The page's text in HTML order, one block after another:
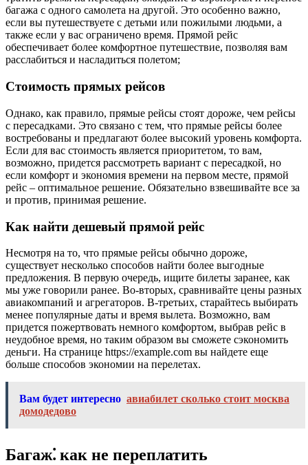
багажа с одного самолета на другой. Это особенно важно,
если вы путешествуете с детьми или пожилыми людьми, а
также если у вас ограничено время. Прямой рейс
обеспечивает более комфортное путешествие, позволяя вам
расслабиться и насладиться полетом;
Стоимость прямых рейсов
Однако, как правило, прямые рейсы стоят дороже, чем рейсы
с пересадками. Это связано с тем, что прямые рейсы более
востребованы и предлагают более высокий уровень комфорта.
Если для вас стоимость является приоритетом, то вам,
возможно, придется рассмотреть вариант с пересадкой, но
если комфорт и экономия времени на первом месте, прямой
рейс – оптимальное решение. Обязательно взвешивайте все за
и против, принимая решение.
Как найти дешевый прямой рейс
Несмотря на то, что прямые рейсы обычно дороже,
существует несколько способов найти более выгодные
предложения. В первую очередь, ищите билеты заранее, как
мы уже говорили ранее. Во-вторых, сравнивайте цены разных
авиакомпаний и агрегаторов. В-третьих, старайтесь выбирать
менее популярные даты и время вылета. Возможно, вам
придется пожертвовать немного комфортом, выбрав рейс в
неудобное время, но таким образом вы сможете сэкономить
деньги. На странице https://example.com вы найдете еще
больше способов экономии на перелетах.
Вам будет интересно авиабилет сколько стоит москва
домодедово
Багаж⁚ как не переплатить